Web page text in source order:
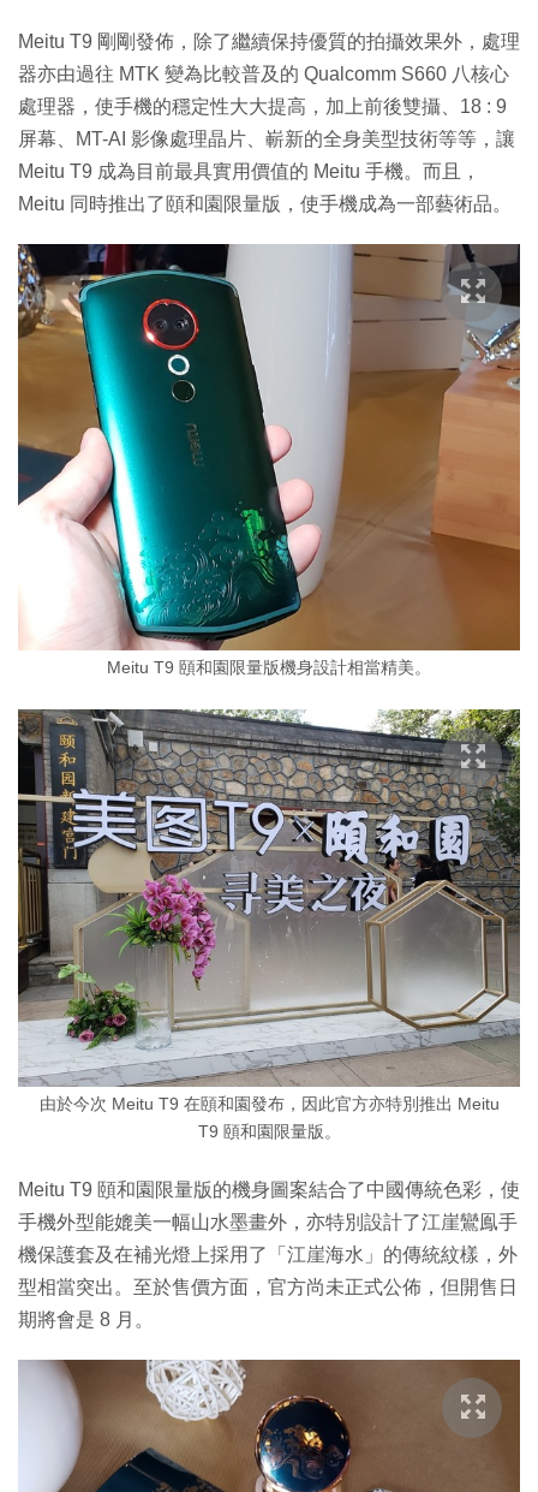
Meitu T9 剛剛發佈，除了繼續保持優質的拍攝效果外，處理
器亦由過往 MTK 變為比較普及的 Qualcomm S660 八核心
處理器，使手機的穩定性大大提高，加上前後雙攝、18 : 9
屏幕、MT-AI 影像處理晶片、嶄新的全身美型技術等等，讓
Meitu T9 成為目前最具實用價值的 Meitu 手機。而且，
Meitu 同時推出了頤和園限量版，使手機成為一部藝術品。
Meitu T9 頤和園限量版機身設計相當精美。
由於今次 Meitu T9 在頤和園發布，因此官方亦特別推出 Meitu
T9 頤和園限量版。
Meitu T9 頤和園限量版的機身圖案結合了中國傳統色彩，使
手機外型能媲美一幅山水墨畫外，亦特別設計了江崖鸞鳯手
機保護套及在補光燈上採用了「江崖海水」的傳統紋樣，外
型相當突出。至於售價方面，官方尚未正式公佈，但開售日
期將會是 8 月。